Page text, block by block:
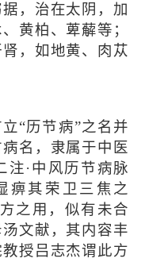
，治在太阴，加
黄柏、萆薢等；
，如地黄、肉苁
“历节病”之名并
名，隶属于中医
注·中风历节病脉
痹其荣卫三焦之
之用，似有未合
文献，其内容丰
授吕志杰谓此方